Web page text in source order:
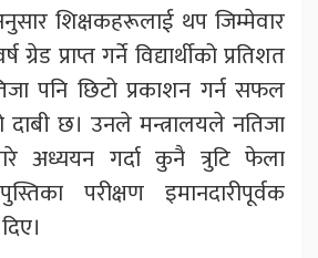
शिक्षकहरूलाई थप जिम्मेवार
प्राप्त गर्ने विद्यार्थीको प्रतिशत
पनि छिटो प्रकाशन गर्न सफल
दाबी छ। उनले मन्त्रालयले नतिजा
अध्ययन गर्दा कुनै त्रुटि फेला
परीक्षण इमानदारीपूर्वक